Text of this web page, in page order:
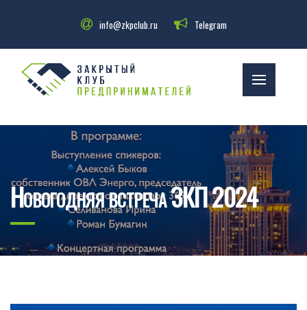
info@zkpclub.ru Telegram
Новогодняя встреча ЗКП 2024